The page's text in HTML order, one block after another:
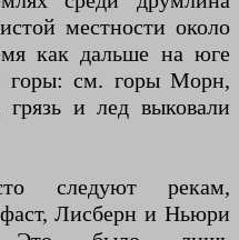
местности около
как дальше на юге
горы: см. горы Морн,
грязь и лед выковали
следуют рекам,
Лисберн и Ньюри